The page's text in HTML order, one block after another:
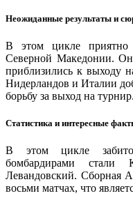
Неожиданные результаты и
В этом цикле
Северной Македонии.
приблизились к выходу
Нидерландов и Италии
борьбу за выход на турнир.
Статистика и интересные
В этом цикле
бомбардирами
Левандовский. Сборная
восьми матчах, что